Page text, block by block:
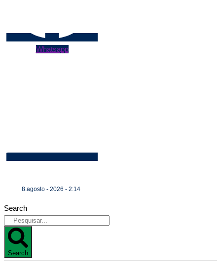
Whatsapp
8.agosto - 2026 - 2:14
Search
Search